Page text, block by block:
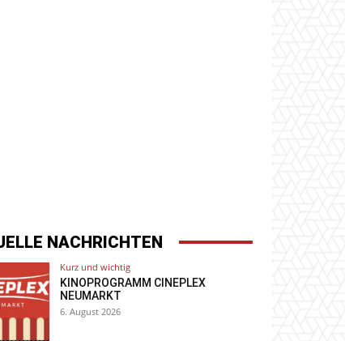
NACHRICHTEN
Kurz und wichtig
KINOPROGRAMM CINEPLEX
NEUMARKT
6. August 2026